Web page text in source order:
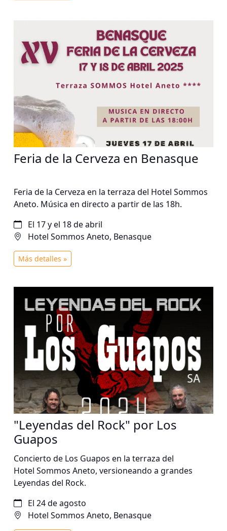
Feria de la Cerveza en Benasque
Feria de la Cerveza en la terraza del Hotel Sommos
Aneto. Música en directo a partir de las 18h.
El 17 y el 18 de abril
Hotel Sommos Aneto, Benasque
Más detalles »
"Leyendas del Rock" por Los
Guapos
Concierto de Los Guapos en la terraza del
Hotel Sommos Aneto, versioneando a grandes
Leyendas del Rock.
El 24 de agosto
Hotel Sommos Aneto, Benasque